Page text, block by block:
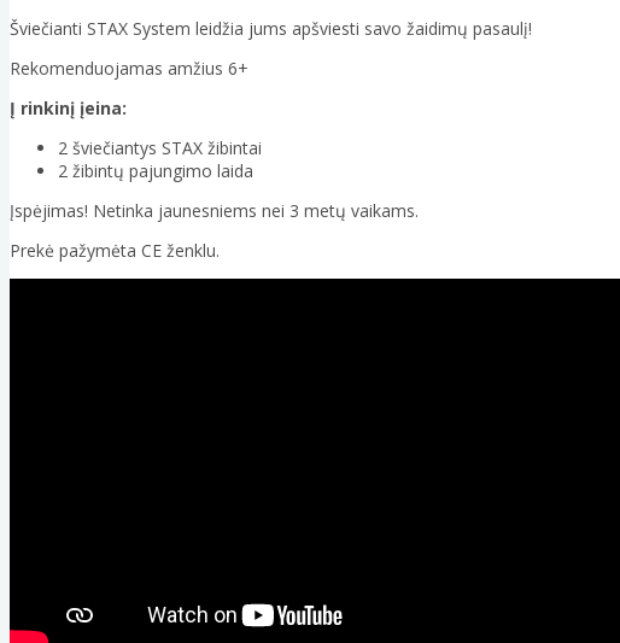
Šviečianti STAX System leidžia jums apšviesti savo žaidimų pasaulį!
Rekomenduojamas amžius 6+
Į rinkinį įeina:
2 šviečiantys STAX žibintai
2 žibintų pajungimo laida
Įspėjimas! Netinka jaunesniems nei 3 metų vaikams.
Prekė pažymėta CE ženklu.